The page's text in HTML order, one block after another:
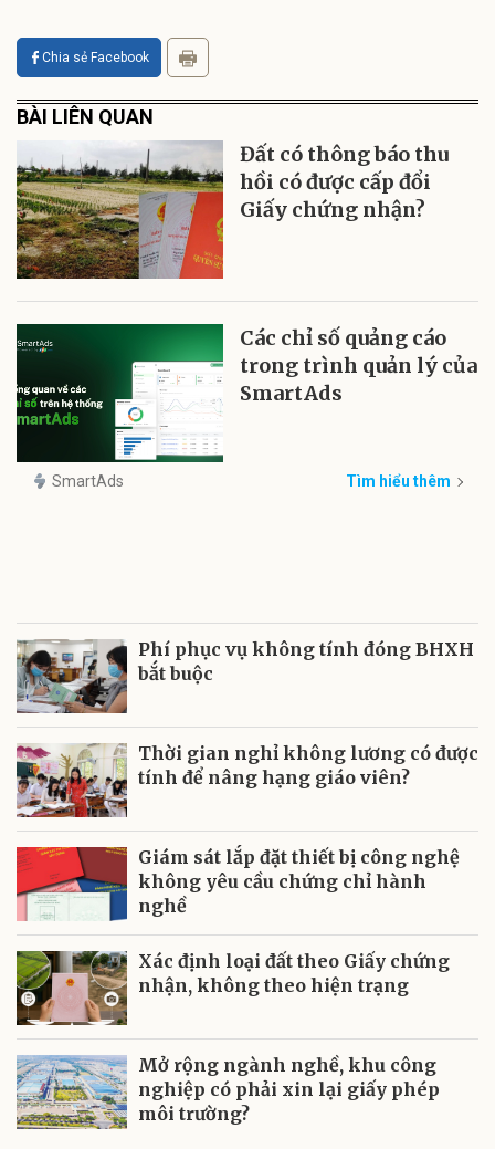
Chia sẻ Facebook
BÀI LIÊN QUAN
Đất có thông báo thu
hồi có được cấp đổi
Giấy chứng nhận?
Các chỉ số quảng cáo
trong trình quản lý của
SmartAds
SmartAds Tìm hiểu thêm
Phí phục vụ không tính đóng BHXH
bắt buộc
Thời gian nghỉ không lương có được
tính để nâng hạng giáo viên?
Giám sát lắp đặt thiết bị công nghệ
không yêu cầu chứng chỉ hành
nghề
Xác định loại đất theo Giấy chứng
nhận, không theo hiện trạng
Mở rộng ngành nghề, khu công
nghiệp có phải xin lại giấy phép
môi trường?